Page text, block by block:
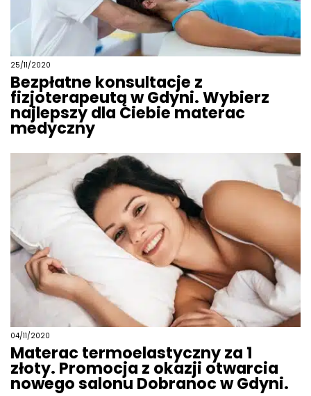
25/11/2020
Bezpłatne konsultacje z
fizjoterapeutą w Gdyni. Wybierz
najlepszy dla Ciebie materac
medyczny
04/11/2020
Materac termoelastyczny za 1
złoty. Promocja z okazji otwarcia
nowego salonu Dobranoc w Gdyni.